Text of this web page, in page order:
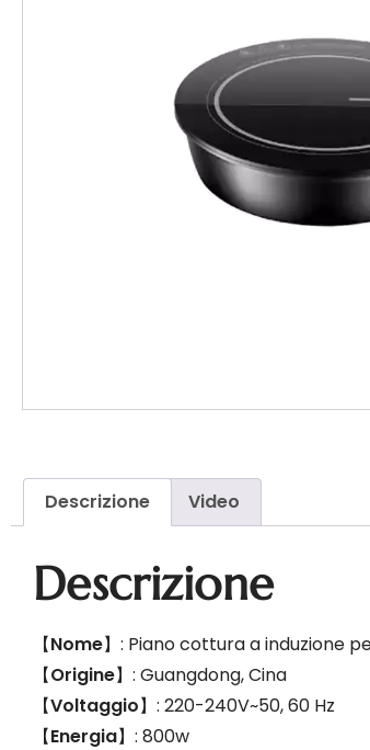
Descrizione Video
Descrizione
【Nome】: Piano cottura a induzione
【Origine】: Guangdong, Cina
【Voltaggio】: 220-240V~50, 60 Hz
【Energia】: 800w